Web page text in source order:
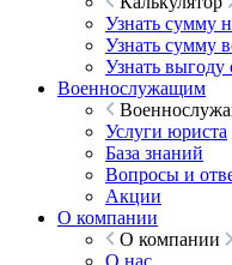
Узнать сумму
Узнать сумму
Узнать выгоду
Военнослужащим
Услуги юриста
База знаний
Вопросы и
Акции
О компании
О компании
О нас